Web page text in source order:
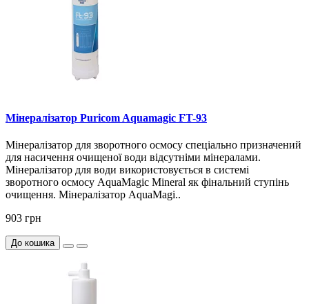
Мінералізатор Puricom Aquamagic FT-93
Мінералізатор для зворотного осмосу спеціально призначений
для насичення очищеної води відсутніми мінералами.
Мінералізатор для води використовується в системі
зворотного осмосу AquaMagic Mineral як фінальний ступінь
очищення. Мінералізатор AquaMagi..
903 грн
До кошика